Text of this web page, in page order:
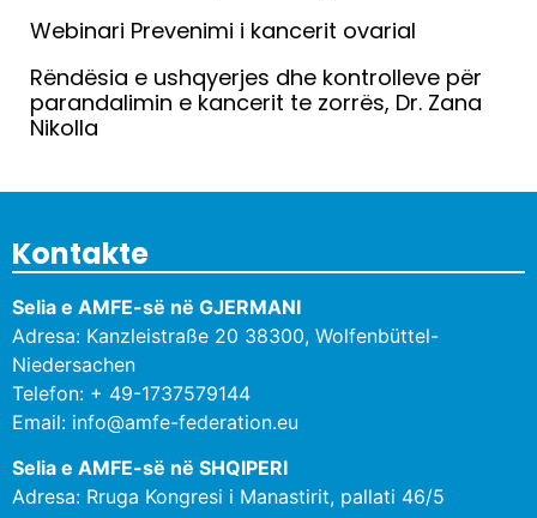
Webinari Prevenimi i kancerit ovarial
Rëndësia e ushqyerjes dhe kontrolleve për
parandalimin e kancerit te zorrës, Dr. Zana
Nikolla
Kontakte
Selia e AMFE-së në GJERMANI
Adresa: Kanzleistraße 20 38300, Wolfenbüttel-
Niedersachen
Telefon: + 49-1737579144
Email: info@amfe-federation.eu
Selia e AMFE-së në SHQIPERI
Adresa: Rruga Kongresi i Manastirit, pallati 46/5